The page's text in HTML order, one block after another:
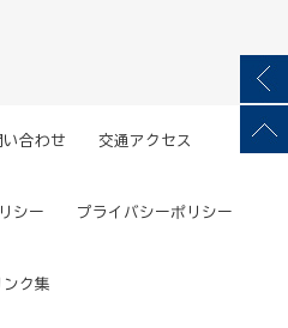
い合わせ 交通アクセス
シー プライバシーポリシー
ンク集